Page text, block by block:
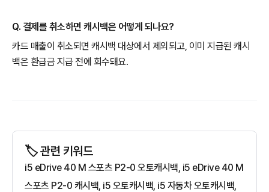
Q. 결제를 취소하면 캐시백은 어떻게 되나요?
카드 매출이 취소되면 캐시백 대상에서 제외되고, 이미 지급된 캐시
백은 환급금 지급 전에 회수돼요.
🏷️ 관련 키워드
i5 eDrive 40 M 스포츠 P2-0 오토캐시백, i5 eDrive 40 M
스포츠 P2-0 캐시백, i5 오토캐시백, i5 자동차 오토캐시백,